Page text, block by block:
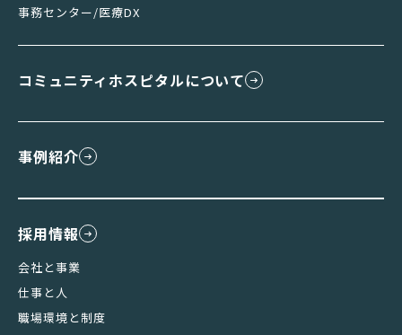
事務センター/医療DX
コミュニティホスピタルについて
事例紹介
採用情報
会社と事業
仕事と人
職場環境と制度